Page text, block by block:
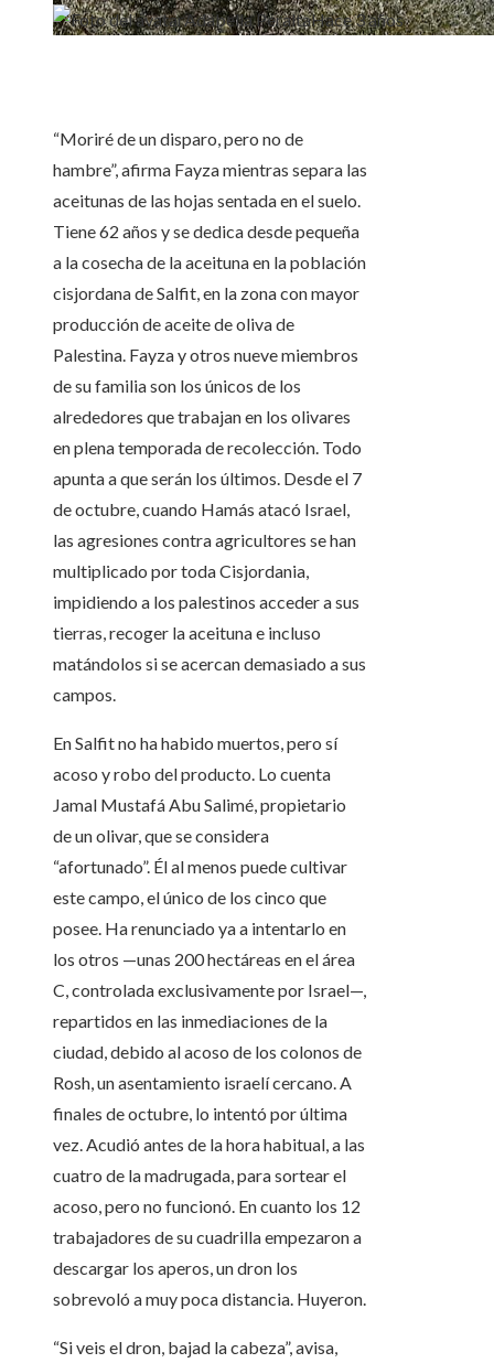
Adabella PeraltaHace 3 años
“Moriré de un disparo, pero no de
hambre”, afirma Fayza mientras separa las
aceitunas de las hojas sentada en el suelo.
Tiene 62 años y se dedica desde pequeña
a la cosecha de la aceituna en la población
cisjordana de Salfit, en la zona con mayor
producción de aceite de oliva de
Palestina. Fayza y otros nueve miembros
de su familia son los únicos de los
alrededores que trabajan en los olivares
en plena temporada de recolección. Todo
apunta a que serán los últimos. Desde el 7
de octubre, cuando Hamás atacó Israel,
las agresiones contra agricultores se han
multiplicado por toda Cisjordania,
impidiendo a los palestinos acceder a sus
tierras, recoger la aceituna e incluso
matándolos si se acercan demasiado a sus
campos.
En Salfit no ha habido muertos, pero sí
acoso y robo del producto. Lo cuenta
Jamal Mustafá Abu Salimé, propietario
de un olivar, que se considera
“afortunado”. Él al menos puede cultivar
este campo, el único de los cinco que
posee. Ha renunciado ya a intentarlo en
los otros —unas 200 hectáreas en el área
C, controlada exclusivamente por Israel—,
repartidos en las inmediaciones de la
ciudad, debido al acoso de los colonos de
Rosh, un asentamiento israelí cercano. A
finales de octubre, lo intentó por última
vez. Acudió antes de la hora habitual, a las
cuatro de la madrugada, para sortear el
acoso, pero no funcionó. En cuanto los 12
trabajadores de su cuadrilla empezaron a
descargar los aperos, un dron los
sobrevoló a muy poca distancia. Huyeron.
“Si veis el dron, bajad la cabeza”, avisa,